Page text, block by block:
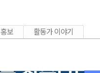
홍보 활동가 이야기